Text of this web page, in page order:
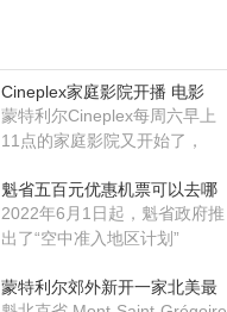
Cineplex家庭影院开播 电影
蒙特利尔Cineplex每周六早上
11点的家庭影院又开始了，
魁省五百元优惠机票可以去哪
2022年6月1日起，魁省政府推
出了“空中准入地区计划”
蒙特利尔郊外新开一家北美最